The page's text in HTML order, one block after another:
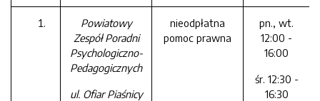
Powiatowy
Zespół Poradni
Psychologiczno-
Pedagogicznych
ul. Ofiar Piaśnicy
nieodpłatna
pomoc prawna
pn., wt.
12:00 -
16:00
śr. 12:30 -
16:30